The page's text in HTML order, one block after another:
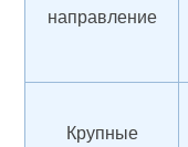
направление
Крупные